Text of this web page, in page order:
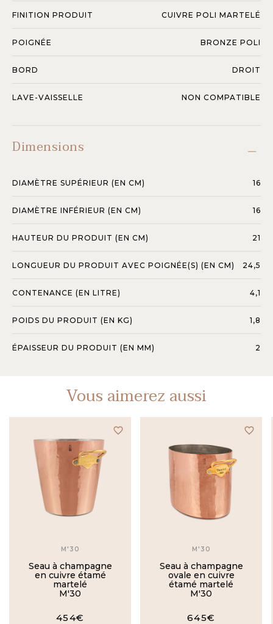
FINITION PRODUIT CUIVRE POLI MARTELÉ
POIGNÉE BRONZE POLI
BORD DROIT
LAVE-VAISSELLE NON COMPATIBLE
Dimensions
DIAMÈTRE SUPÉRIEUR (EN CM) 16
DIAMÈTRE INFÉRIEUR (EN CM) 16
HAUTEUR DU PRODUIT (EN CM) 21
LONGUEUR DU PRODUIT AVEC POIGNÉE(S) (EN CM) 24,5
CONTENANCE (EN LITRE) 4,1
POIDS DU PRODUIT (EN KG) 1,8
ÉPAISSEUR DU PRODUIT (EN MM) 2
Vous aimerez aussi
favorite_border
M'30
Seau à champagne
en cuivre étamé
martelé
M'30
454€
favorite_border
M'30
Seau à champagne
ovale en cuivre
étamé martelé
M'30
645€